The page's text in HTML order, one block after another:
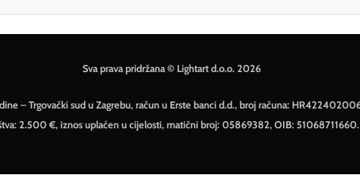
Sva prava pridržana © Lightart d.o.o. 2026
– Trgovački sud u Zagrebu, račun u Erste banci d.d., broj računa:
2.500 €, iznos uplaćen u cijelosti, matični broj: 05869382, OIB: 51068711660.